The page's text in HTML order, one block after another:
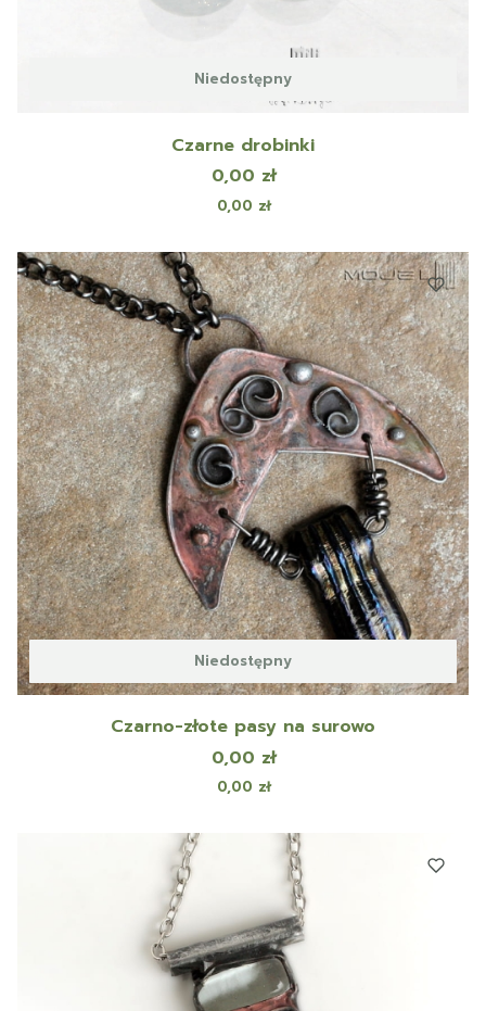
Niedostępny
Czarne drobinki
Cena
0,00 zł
Cena
0,00 zł
Niedostępny
Czarno-złote pasy na surowo
Cena
0,00 zł
Cena
0,00 zł